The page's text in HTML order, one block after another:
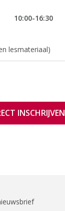
10:00-16:30
lesmateriaal)
INSCHRIJVEN